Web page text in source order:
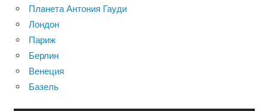
Планета Антония Гауди
Лондон
Париж
Берлин
Венеция
Базель